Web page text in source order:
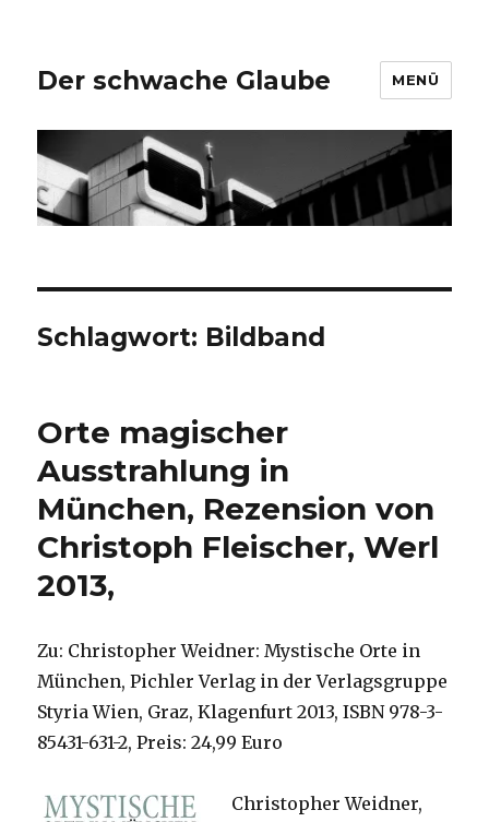
Der schwache Glaube MENÜ
Schlagwort: Bildband
Orte magischer
Ausstrahlung in
München, Rezension von
Christoph Fleischer, Werl
2013,
Zu: Christopher Weidner: Mystische Orte in
München, Pichler Verlag in der Verlagsgruppe
Styria Wien, Graz, Klagenfurt 2013, ISBN 978-3-
85431-631-2, Preis: 24,99 Euro
Christopher Weidner,